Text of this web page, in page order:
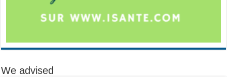
We advised